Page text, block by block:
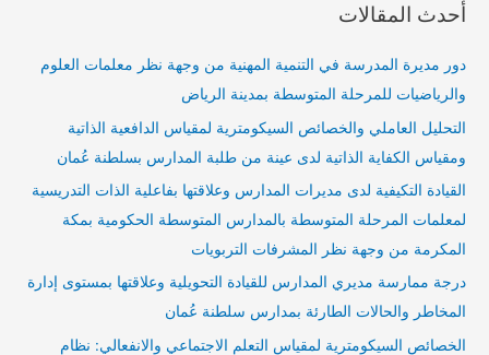
أحدث المقالات
دور مديرة المدرسة في التنمية المهنية من وجهة نظر معلمات العلوم
والرياضيات للمرحلة المتوسطة بمدينة الرياض
التحليل العاملي والخصائص السيكومترية لمقياس الدافعية الذاتية
ومقياس الكفاية الذاتية لدى عينة من طلبة المدارس بسلطنة عُمان
القيادة التكيفية لدى مديرات المدارس وعلاقتها بفاعلية الذات التدريسية
لمعلمات المرحلة المتوسطة بالمدارس المتوسطة الحكومية بمكة
المكرمة من وجهة نظر المشرفات التربويات
درجة ممارسة مديري المدارس للقيادة التحويلية وعلاقتها بمستوى إدارة
المخاطر والحالات الطارئة بمدارس سلطنة عُمان
الخصائص السيكومترية لمقياس التعلم الاجتماعي والانفعالي: نظام